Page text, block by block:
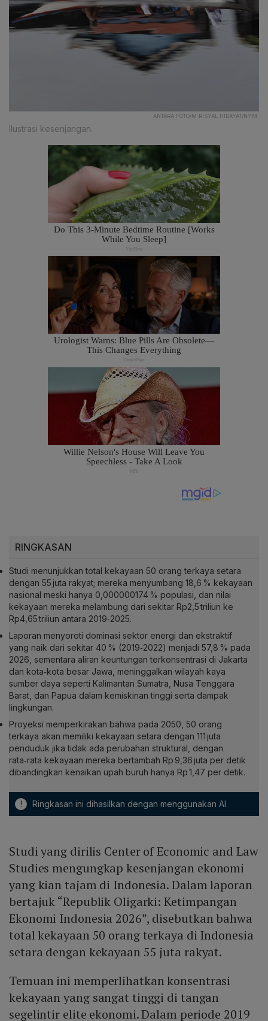
ANTARA FOTO/M RISYAL HIDAYAT/NYM.
Ilustrasi kesenjangan.
RINGKASAN
Studi menunjukkan total kekayaan 50 orang terkaya setara
dengan 55 juta rakyat; mereka menyumbang 18,6 % kekayaan
nasional meski hanya 0,000000174 % populasi, dan nilai
kekayaan mereka melambung dari sekitar Rp2,5 triliun ke
Rp4,65 triliun antara 2019‑2025.
Laporan menyoroti dominasi sektor energi dan ekstraktif
yang naik dari sekitar 40 % (2019‑2022) menjadi 57,8 % pada
2026, sementara aliran keuntungan terkonsentrasi di Jakarta
dan kota‑kota besar Jawa, meninggalkan wilayah kaya
sumber daya seperti Kalimantan Sumatra, Nusa Tenggara
Barat, dan Papua dalam kemiskinan tinggi serta dampak
lingkungan.
Proyeksi memperkirakan bahwa pada 2050, 50 orang
terkaya akan memiliki kekayaan setara dengan 111 juta
penduduk jika tidak ada perubahan struktural, dengan
rata‑rata kekayaan mereka bertambah Rp 9,36 juta per detik
dibandingkan kenaikan upah buruh hanya Rp 1,47 per detik.
! Ringkasan ini dihasilkan dengan menggunakan AI
Studi yang dirilis Center of Economic and Law
Studies mengungkap kesenjangan ekonomi
yang kian tajam di Indonesia. Dalam laporan
bertajuk “Republik Oligarki: Ketimpangan
Ekonomi Indonesia 2026”, disebutkan bahwa
total kekayaan 50 orang terkaya di Indonesia
setara dengan kekayaan 55 juta rakyat.
Temuan ini memperlihatkan konsentrasi
kekayaan yang sangat tinggi di tangan
segelintir elite ekonomi. Dalam periode 2019